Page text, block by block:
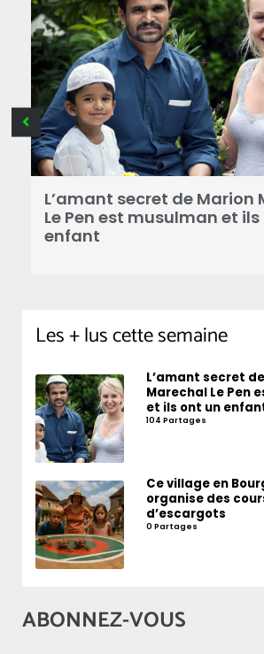
L’amant secret de Marion
Le Pen est musulman et
enfant
Les + lus cette semaine
L’amant secret
Marechal Le Pen
et ils ont un
104 Partages
Ce village en
organise des
d’escargots
0 Partages
ABONNEZ-VOUS